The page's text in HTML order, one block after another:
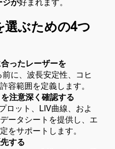
ジが好まれます。
選ぶための4つ
ったレーザーを
に、波長安定性、コヒ
容範囲を定義します。
注意深く確認する
ロット、LIV曲線、およ
ータシートを提供し、エ
をサポートします。
する